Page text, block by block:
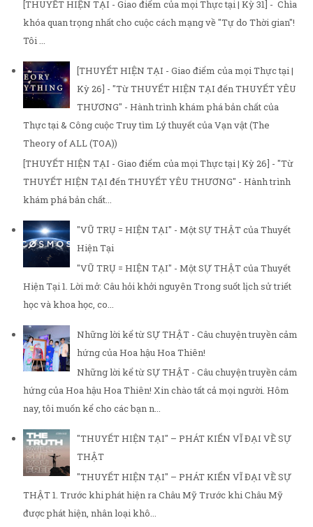
[THUYẾT HIỆN TẠI - Giao điểm của mọi Thực tại | Kỳ 31] - Chìa
khóa quan trọng nhất cho cuộc cách mạng về "Tự do Thời gian"!
Tôi ...
[THUYẾT HIỆN TẠI - Giao điểm của mọi Thực tại |
Kỳ 26] - "Từ THUYẾT HIỆN TẠI đến THUYẾT YÊU
THƯƠNG" - Hành trình khám phá bản chất của
Thực tại & Công cuộc Truy tìm Lý thuyết của Vạn vật (The
Theory of ALL (TOA))
[THUYẾT HIỆN TẠI - Giao điểm của mọi Thực tại | Kỳ 26] - "Từ
THUYẾT HIỆN TẠI đến THUYẾT YÊU THƯƠNG" - Hành trình
khám phá bản chất...
"VŨ TRỤ = HIỆN TẠI" - Một SỰ THẬT của Thuyết
Hiện Tại
"VŨ TRỤ = HIỆN TẠI" - Một SỰ THẬT của Thuyết
Hiện Tại 1. Lời mở: Câu hỏi khởi nguyên Trong suốt lịch sử triết
học và khoa học, co...
Những lời kể từ SỰ THẬT - Câu chuyện truyền cảm
hứng của Hoa hậu Hoa Thiên!
Những lời kể từ SỰ THẬT - Câu chuyện truyền cảm
hứng của Hoa hậu Hoa Thiên! Xin chào tất cả mọi người. Hôm
nay, tôi muốn kể cho các bạn n...
"THUYẾT HIỆN TẠI" – PHÁT KIẾN VĨ ĐẠI VỀ SỰ
THẬT
"THUYẾT HIỆN TẠI" – PHÁT KIẾN VĨ ĐẠI VỀ SỰ
THẬT 1. Trước khi phát hiện ra Châu Mỹ Trước khi Châu Mỹ
được phát hiện, nhân loại khô...